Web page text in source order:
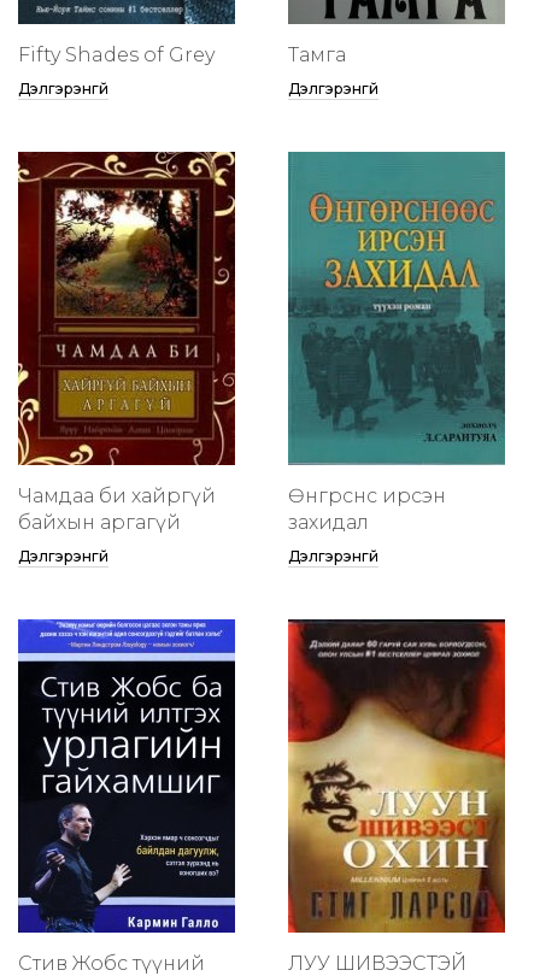
Fifty Shades of Grey
Дэлгэрэнгүй
Тамга
Дэлгэрэнгүй
Чамдаа би хайргүй
байхын аргагүй
Дэлгэрэнгүй
Өнгөрснөөс ирсэн
захидал
Дэлгэрэнгүй
Стив Жобс түүний
ЛУУ ШИВЭЭСТЭЙ